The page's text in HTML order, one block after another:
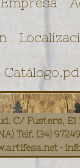
C/ Fusters, E1
Telf. (34)
·